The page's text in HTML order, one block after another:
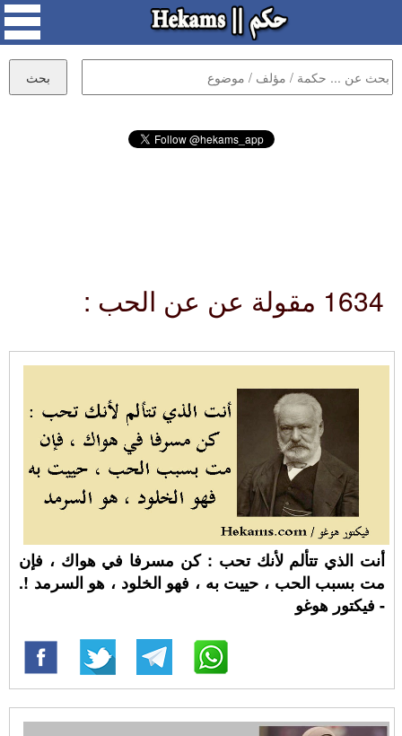
1634 مقولة عن عن الحب :
أنت الذي تتألم لأنك تحب : كن مسرفا في هواك ، فإن
مت بسبب الحب ، حييت به ، فهو الخلود ، هو السرمد !.
- فيكتور هوغو